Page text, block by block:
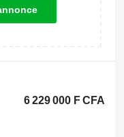
6 229 000 F CFA